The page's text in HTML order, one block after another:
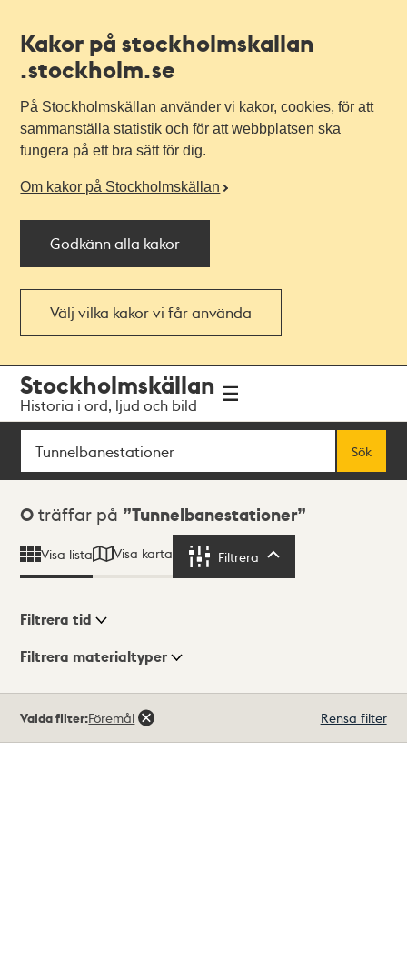
Kakor på stockholmskallan
.stockholm.se
På Stockholmskällan använder vi kakor, cookies, för att
sammanställa statistik och för att webbplatsen ska
fungera på ett bra sätt för dig.
Om kakor på Stockholmskällan
Godkänn alla kakor
Välj vilka kakor vi får använda
navigationen
huvudinnehållet
Stockholmskällan
Historia i ord, ljud och bild
Sök
Sök
Sökresultat
0 träffar på Tunnelbanestationer
Visa lista Visa karta Filtrera
Visningsläge
Filtrera tid
Filtrera materialtyper
träffar
Valda filter:Föremål Rensa filter